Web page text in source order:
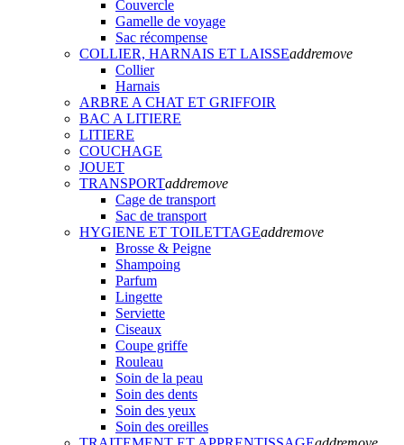
Couvercle
Gamelle de voyage
Sac récompense
COLLIER, HARNAIS ET LAISSEaddremove
Collier
Harnais
ARBRE A CHAT ET GRIFFOIR
BAC A LITIERE
LITIERE
COUCHAGE
JOUET
TRANSPORTaddremove
Cage de transport
Sac de transport
HYGIENE ET TOILETTAGEaddremove
Brosse & Peigne
Shampoing
Parfum
Lingette
Serviette
Ciseaux
Coupe griffe
Rouleau
Soin de la peau
Soin des dents
Soin des yeux
Soin des oreilles